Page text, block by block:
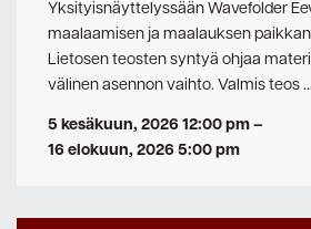
Yksityisnäyttelyssään Wavefolder
maalaamisen ja maalauksen
Lietosen teosten syntyä ohjaa
välinen asennon vaihto. Valmis teos …
5 kesäkuun, 2026 12:00 pm–
16 elokuun, 2026 5:00 pm